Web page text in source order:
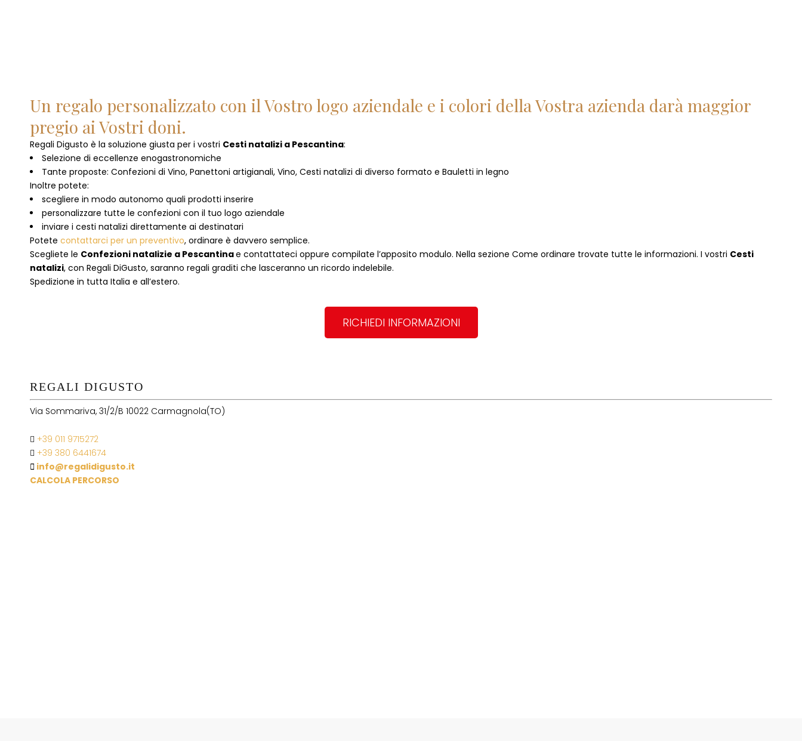
Un regalo personalizzato con il Vostro logo aziendale e i colori della Vostra azienda darà maggior
pregio ai Vostri doni.
Regali Digusto è la soluzione giusta per i vostri Cesti natalizi a Pescantina:
Selezione di eccellenze enogastronomiche
Tante proposte: Confezioni di Vino, Panettoni artigianali, Vino, Cesti natalizi di diverso formato e Bauletti in legno
Inoltre potete:
scegliere in modo autonomo quali prodotti inserire
personalizzare tutte le confezioni con il tuo logo aziendale
inviare i cesti natalizi direttamente ai destinatari
Potete contattarci per un preventivo, ordinare è davvero semplice.
Scegliete le Confezioni natalizie a Pescantinae contattateci oppure compilate l’apposito modulo. Nella sezione Come ordinare trovate tutte le informazioni. I vostri Cesti
natalizi, con Regali DiGusto, saranno regali graditi che lasceranno un ricordo indelebile.
Spedizione in tutta Italia e all’estero.
RICHIEDI INFORMAZIONI
REGALI DIGUSTO
Via Sommariva, 31/2/B 10022 Carmagnola(TO)
+39 011 9715272
+39 380 6441674
info@regalidigusto.it
CALCOLA PERCORSO